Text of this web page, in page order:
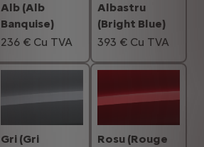
Alb (Alb
Banquise)
236 € Cu TVA
Albastru
(Bright Blue)
393 € Cu TVA
Gri (Gri
Rosu (Rouge